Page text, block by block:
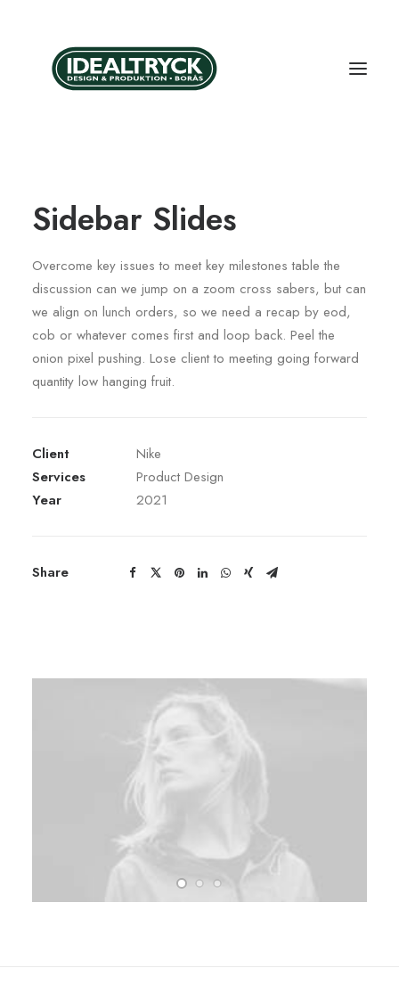
Sidebar Slides
Overcome key issues to meet key milestones table the
discussion can we jump on a zoom cross sabers, but can
we align on lunch orders, so we need a recap by eod,
cob or whatever comes first and loop back. Peel the
onion pixel pushing. Lose client to meeting going forward
quantity low hanging fruit.
Client
Nike
Services
Product Design
Year
2021
Share